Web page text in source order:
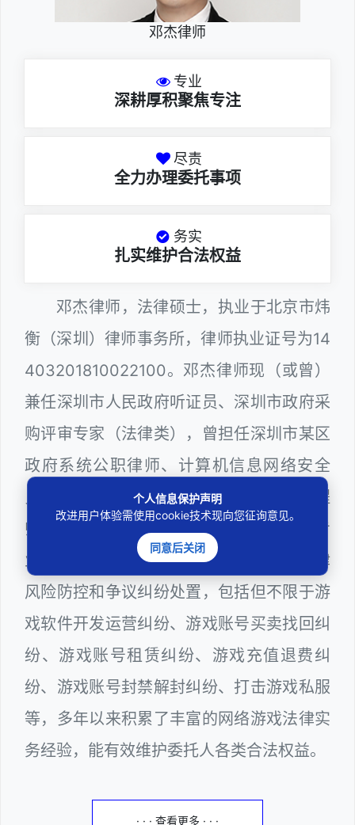
邓杰律师
专业
深耕厚积聚焦专注
尽责
全力办理委托事项
务实
扎实维护合法权益
邓杰律师，法律硕士，执业于北京市炜
衡（深圳）律师事务所，律师执业证号为14
403201810022100。邓杰律师现（或曾）
兼任深圳市人民政府听证员、深圳市政府采
购评审专家（法律类），曾担任深圳市某区
政府系统公职律师、计算机信息网络安全
员、WEB前端开发和WEB服务器维护工程
师多年，十分熟悉网络游戏领域涉及到的专
业技术和行业规则，颇为擅长网络游戏法律
风险防控和争议纠纷处置，包括但不限于游
戏软件开发运营纠纷、游戏账号买卖找回纠
纷、游戏账号租赁纠纷、游戏充值退费纠
纷、游戏账号封禁解封纠纷、打击游戏私服
等，多年以来积累了丰富的网络游戏法律实
务经验，能有效维护委托人各类合法权益。
· · · 查看更多 · · ·
个人信息保护声明
改进用户体验需使用cookie技术现向您征询意见。
同意后关闭